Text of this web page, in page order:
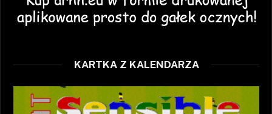
KARTKA Z KALENDARZA